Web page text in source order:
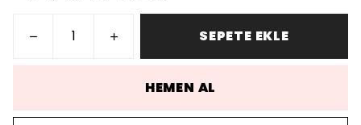
SEPETE EKLE
HEMEN AL